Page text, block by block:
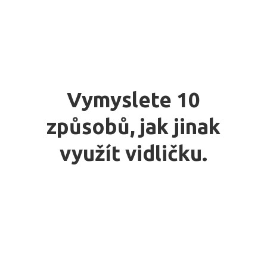
Vymyslete 10
způsobů, jak jinak
využít vidličku.